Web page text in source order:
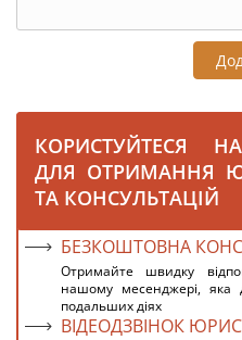
КОРИСТУЙТЕСЯ
ДЛЯ ОТРИМАННЯ
ТА КОНСУЛЬТАЦІЙ
БЕЗКОШТОВНА
Отримайте швидку
нашому месенджері, яка
подальших діях
ВІДЕОДЗВІНОК